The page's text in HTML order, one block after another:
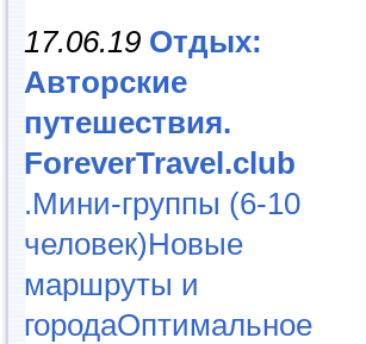
17.06.19 Отдых:
Авторские
путешествия.
ForeverTravel.club
.Мини-группы (6-10
человек)Новые
маршруты и
городаОптимальное